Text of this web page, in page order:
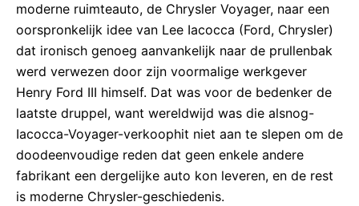
moderne ruimteauto, de Chrysler Voyager, naar een
oorspronkelijk idee van Lee Iacocca (Ford, Chrysler)
dat ironisch genoeg aanvankelijk naar de prullenbak
werd verwezen door zijn voormalige werkgever
Henry Ford III himself. Dat was voor de bedenker de
laatste druppel, want wereldwijd was die alsnog-
Iacocca-Voyager-verkoophit niet aan te slepen om de
doodeenvoudige reden dat geen enkele andere
fabrikant een dergelijke auto kon leveren, en de rest
is moderne Chrysler-geschiedenis.